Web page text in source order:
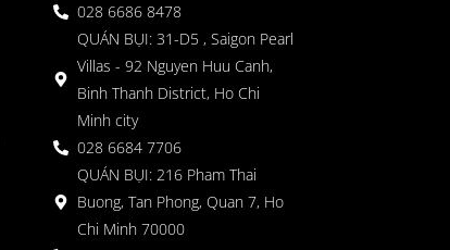
028 6686 8478
QUÁN BỤI: 31-D5 , Saigon Pearl
Villas - 92 Nguyen Huu Canh,
Binh Thanh District, Ho Chi
Minh city
028 6684 7706
QUÁN BỤI: 216 Pham Thai
Buong, Tan Phong, Quan 7, Ho
Chi Minh 70000